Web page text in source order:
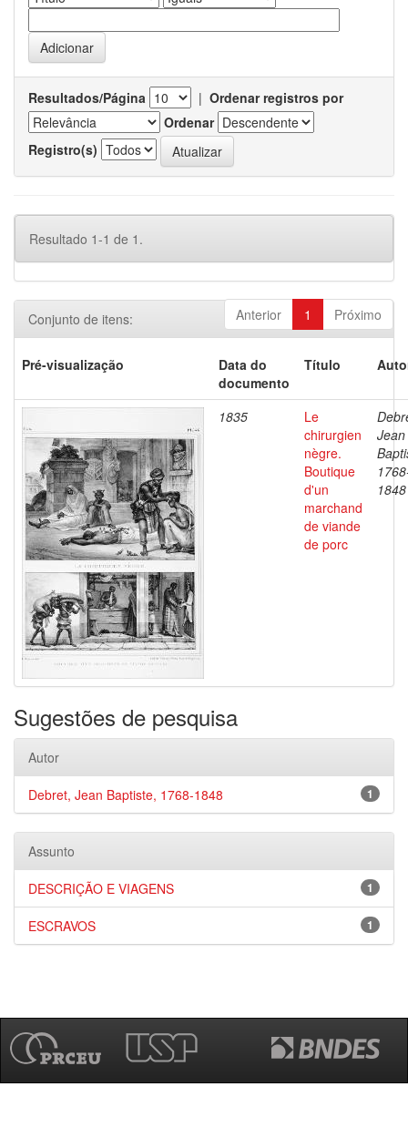
Resultados/Página | Ordenar registros por
Ordenar
Registro(s)
Resultado 1-1 de 1.
Anterior 1 Próximo
Conjunto de itens:
Pré-visualização
Data do
documento
Título
1835
Le
chirurgien
nègre.
Boutique
d'un
marchand
de viande
de porc
Jean
1848
Sugestões de pesquisa
Autor
1
Debret, Jean Baptiste, 1768-1848
Assunto
1
DESCRIÇÃO E VIAGENS
1
ESCRAVOS